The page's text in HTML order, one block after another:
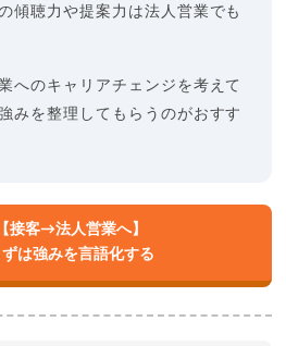
傾聴力や提案力は法人営業でも
へのキャリアチェンジを考えて
みを整理してもらうのがおすす
【接客→法人営業へ】
ずは強みを言語化する